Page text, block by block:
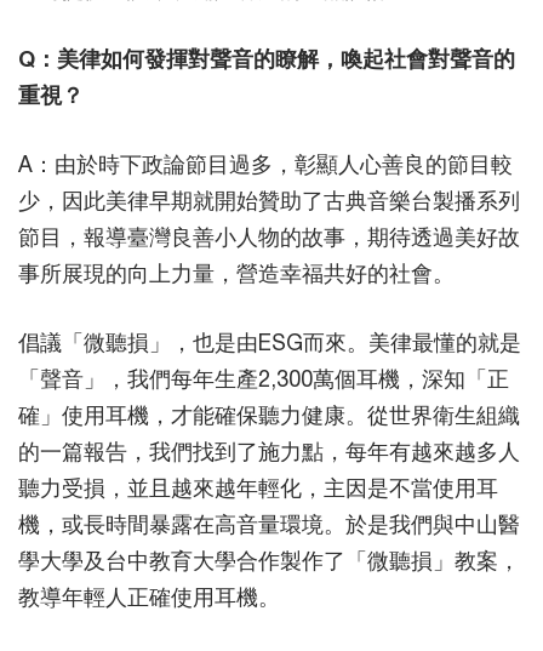
Q：美律如何發揮對聲音的瞭解，喚起社會對聲音的
重視？
A：由於時下政論節目過多，彰顯人心善良的節目較
少，因此美律早期就開始贊助了古典音樂台製播系列
節目，報導臺灣良善小人物的故事，期待透過美好故
事所展現的向上力量，營造幸福共好的社會。
倡議「微聽損」，也是由ESG而來。美律最懂的就是
「聲音」，我們每年生產2,300萬個耳機，深知「正
確」使用耳機，才能確保聽力健康。從世界衛生組織
的一篇報告，我們找到了施力點，每年有越來越多人
聽力受損，並且越來越年輕化，主因是不當使用耳
機，或長時間暴露在高音量環境。於是我們與中山醫
學大學及台中教育大學合作製作了「微聽損」教案，
教導年輕人正確使用耳機。